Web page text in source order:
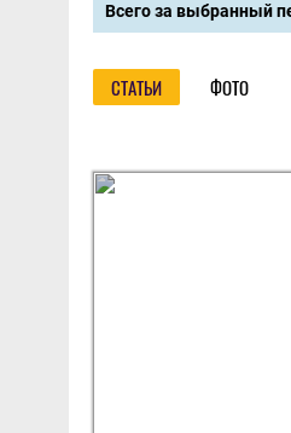
Всего за выбранный
СТАТЬИ ФОТО